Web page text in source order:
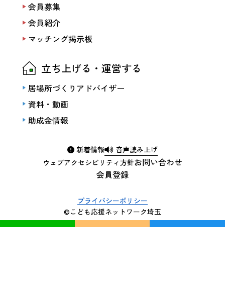
新着情報 音声読み上げ
会員登録
お問い合わせ
ウェブアクセシビリティ方針
会員募集
会員紹介
マッチング掲示板
立ち上げる・運営する
居場所づくりアドバイザー
資料・動画
助成金情報
プライバシーポリシー
©こども応援ネットワーク埼玉